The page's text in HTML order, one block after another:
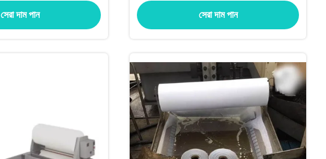
সেরা দাম পান সেরা দাম পান